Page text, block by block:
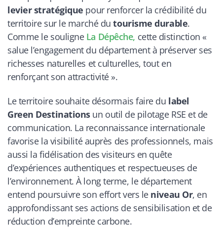
levier stratégique pour renforcer la crédibilité du
territoire sur le marché dutourisme durable.
Comme le souligne La Dépêche, cette distinction «
salue l’engagement du département à préserver ses
richesses naturelles et culturelles, tout en
renforçant son attractivité ».
Le territoire souhaite désormais faire du label
Green Destinationsun outil de pilotage RSE et de
communication. La reconnaissance internationale
favorise la visibilité auprès des professionnels, mais
aussi la fidélisation des visiteurs en quête
d’expériences authentiques et respectueuses de
l’environnement. À long terme, le département
entend poursuivre son effort vers le niveau Or, en
approfondissant ses actions de sensibilisation et de
réduction d’empreinte carbone.